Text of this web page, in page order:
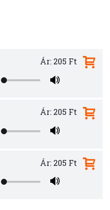
Ár: 205 Ft
Ár: 205 Ft
Ár: 205 Ft